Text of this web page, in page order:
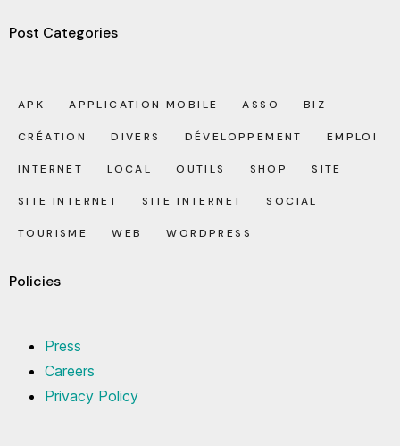
Post Categories
APK APPLICATION MOBILE ASSO BIZ
CRÉATION DIVERS DÉVELOPPEMENT EMPLOI
INTERNET LOCAL OUTILS SHOP SITE
SITE INTERNET SITE INTERNET SOCIAL
TOURISME WEB WORDPRESS
Policies
Press
Careers
Privacy Policy